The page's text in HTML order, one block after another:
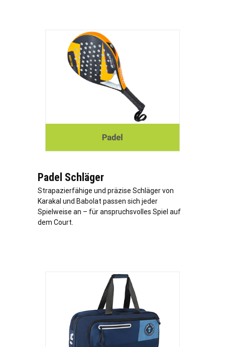
Padel Schläger
Strapazierfähige und präzise Schläger von
Karakal und Babolat passen sich jeder
Spielweise an – für anspruchsvolles Spiel auf
dem Court.